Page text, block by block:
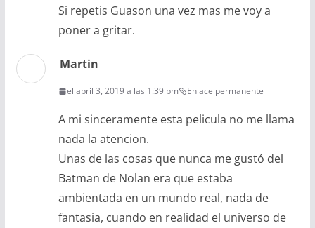
Si repetis Guason una vez mas me voy a
poner a gritar.
Martin
el abril 3, 2019 a las 1:39 pm Enlace permanente
A mi sinceramente esta pelicula no me llama
nada la atencion.
Unas de las cosas que nunca me gustó del
Batman de Nolan era que estaba
ambientada en un mundo real, nada de
fantasia, cuando en realidad el universo de